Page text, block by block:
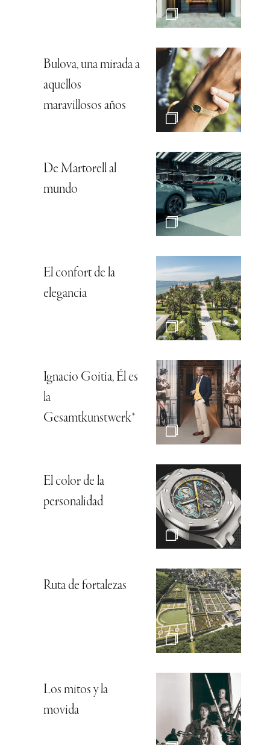
Bulova, una mirada a
aquellos
maravillosos años
De Martorell al
mundo
El confort de la
elegancia
Ignacio Goitia, Él es
la
Gesamtkunstwerk*
El color de la
personalidad
Ruta de fortalezas
Los mitos y la
movida